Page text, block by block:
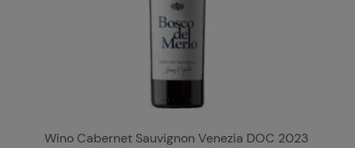
Wino Cabernet Sauvignon Venezia DOC 2023